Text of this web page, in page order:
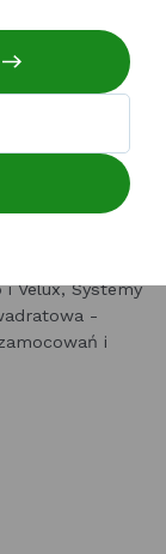
się
elementów
wysoko !!!
polskich
które są
Velux, Systemy
-
i